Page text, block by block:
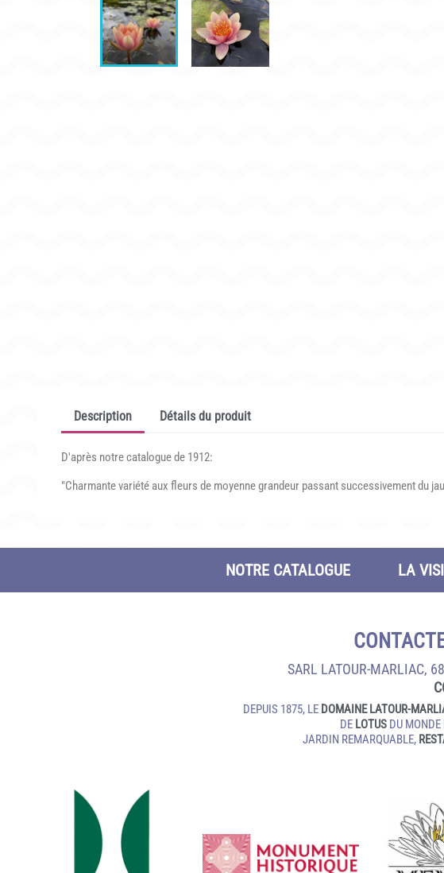
Description Détails du produit
D'après notre catalogue de 1912:
"Charmante variété aux fleurs de moyenne grandeur passant successivement du
NOTRE CATALOGUE LA
SARL LATOUR-MARLIAC,
DEPUIS 1875, LE DOMAINE LATOUR-
DE LOTUS DU MONDE
JARDIN REMARQUABLE,